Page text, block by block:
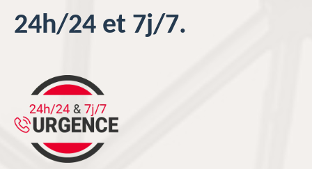
24h/24 et 7j/7.